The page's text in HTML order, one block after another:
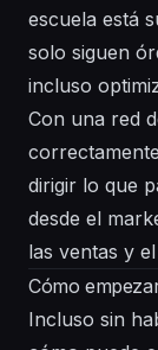
escuela está
solo siguen
incluso
Con una red
dirigir lo que
desde el
las ventas y
Cómo
Incluso sin